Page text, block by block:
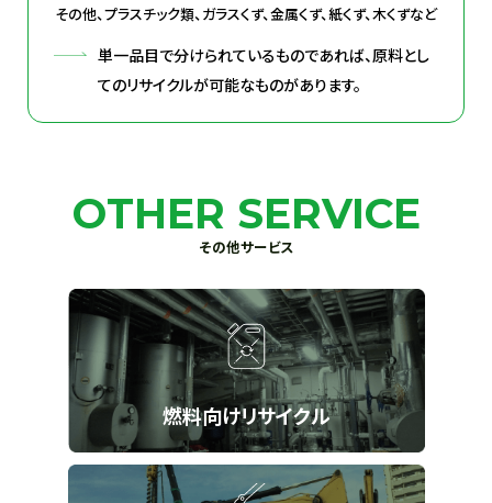
その他、プラスチック類、ガラスくず、金属くず、紙くず、木くずなど
単一品目で分けられているものであれば、原料とし
てのリサイクルが可能なものがあります。
OTHER SERVICE
その他サービス
燃料向けリサイクル